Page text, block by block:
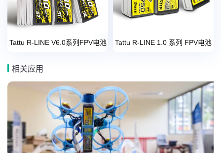
Tattu R-LINE V6.0系列FPV电池 Tattu R-LINE 1.0 系列 FPV电池
相关应用